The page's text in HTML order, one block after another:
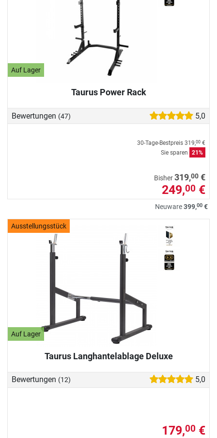
Auf Lager
Taurus Power Rack
Bewertungen (47) 5,0
30-Tage-Bestpreis 319,00 €
Sie sparen
21%
Bisher319,00 €
249,00 €
Neuware399,00 €
Ausstellungsstück
Auf Lager
Taurus Langhantelablage Deluxe
Bewertungen (12) 5,0
179,00 €